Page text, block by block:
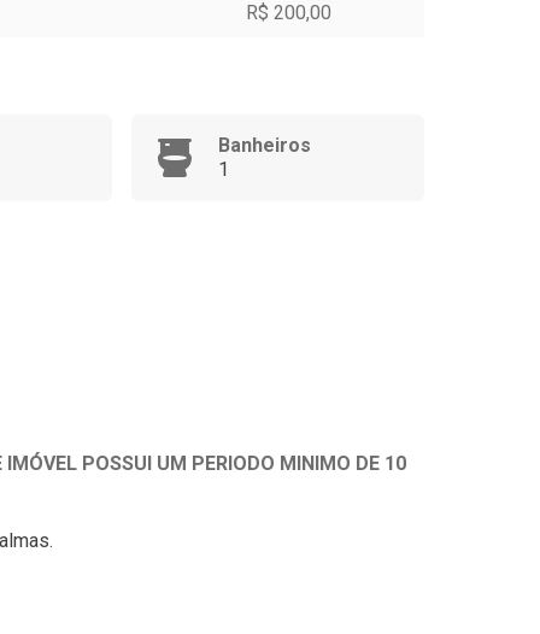
R$ 200,00
Banheiros
1
POSSUI UM PERIODO MINIMO DE 10